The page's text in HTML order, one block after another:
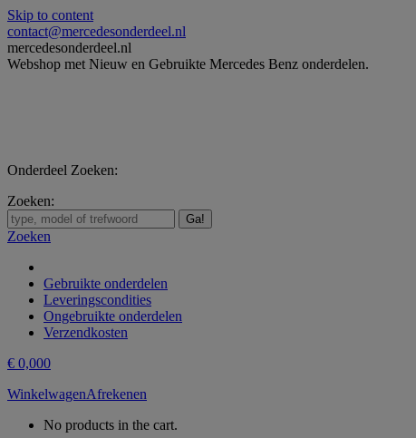
Skip to content
contact@mercedesonderdeel.nl
mercedesonderdeel.nl
Webshop met Nieuw en Gebruikte Mercedes Benz onderdelen.
Onderdeel Zoeken:
Zoeken:
Zoeken
Gebruikte onderdelen
Leveringscondities
Ongebruikte onderdelen
Verzendkosten
€ 0,000
WinkelwagenAfrekenen
No products in the cart.